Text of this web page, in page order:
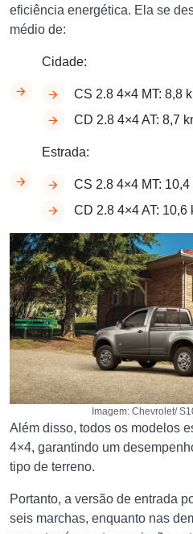
eficiência energética. Ela se
médio de:
Cidade:
CS 2.8 4×4 MT: 8,8
CD 2.8 4×4 AT: 8,7
Estrada:
CS 2.8 4×4 MT:
CD 2.8 4×4 AT: 10,6
Imagem: Chevrolet/
Além disso, todos os modelos
4×4, garantindo um
tipo de terreno.
Portanto, a versão de entrada
seis marchas, enquanto nas